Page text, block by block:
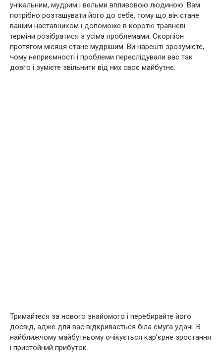
унікальним, мудрим і вельми впливовою людиною. Вам
потрібно розташувати його до себе, тому що він стане
вашим наставником і допоможе в короткі травневі
терміни розібратися з усіма проблемами. Скорпіон
протягом місяця стане мудрішим. Ви нарешті зрозумієте,
чому неприємності і проблеми переслідували вас так
довго і зумієте звільнити від них своє майбутнє.
Тримайтеся за нового знайомого і перебирайте його
досвід, адже для вас відкривається біла смуга удачі. B
найближчому майбутньому очікується кар’єрне зростання
і пристойний прибуток.